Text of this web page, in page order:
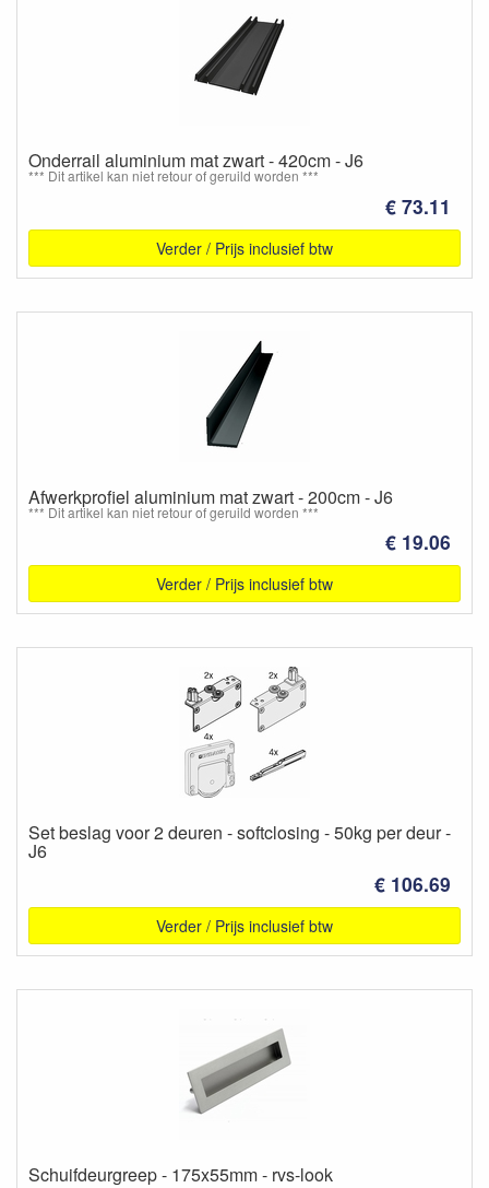
Onderrail aluminium mat zwart - 420cm - J6
*** Dit artikel kan niet retour of geruild worden ***
€ 73.11
Verder / Prijs inclusief btw
Afwerkprofiel aluminium mat zwart - 200cm - J6
*** Dit artikel kan niet retour of geruild worden ***
€ 19.06
Verder / Prijs inclusief btw
Set beslag voor 2 deuren - softclosing - 50kg per deur -
J6
€ 106.69
Verder / Prijs inclusief btw
Schuifdeurgreep - 175x55mm - rvs-look